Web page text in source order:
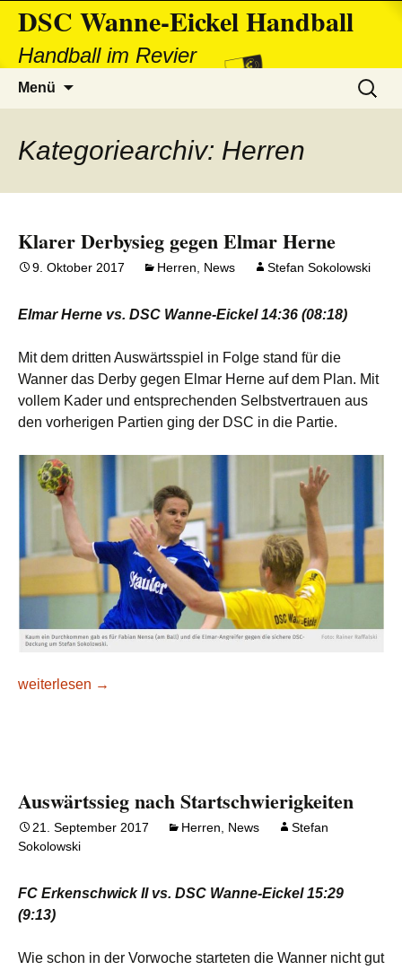
DSC Wanne-Eickel Handball
Handball im Revier
Menü
Suchen
nach:
Kategoriearchiv: Herren
Klarer Derbysieg gegen Elmar Herne
9. Oktober 2017 Herren News Stefan Sokolowski
Elmar Herne vs. DSC Wanne-Eickel14:36 (08:18)
Mit dem dritten Auswärtsspiel in Folge stand für die
Wanner das Derby gegen Elmar Herne auf dem Plan. Mit
vollem Kader und entsprechenden Selbstvertrauen aus
den vorherigen Partien ging der DSC in die Partie.
Klarer Derbysieg gegen Elmar Herne
weiterlesen →
Auswärtssieg nach Startschwierigkeiten
21. September 2017 Herren News
Stefan
Sokolowski
FC Erkenschwick II vs. DSC Wanne-Eickel 15:29
(9:13)
Wie schon in der Vorwoche starteten die Wanner nicht gut